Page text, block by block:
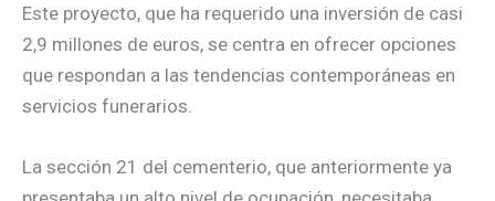
Este proyecto, que ha requerido una inversión de casi
2,9 millones de euros, se centra en ofrecer opciones
que respondan a las tendencias contemporáneas en
servicios funerarios.
La sección 21 del cementerio, que anteriormente ya